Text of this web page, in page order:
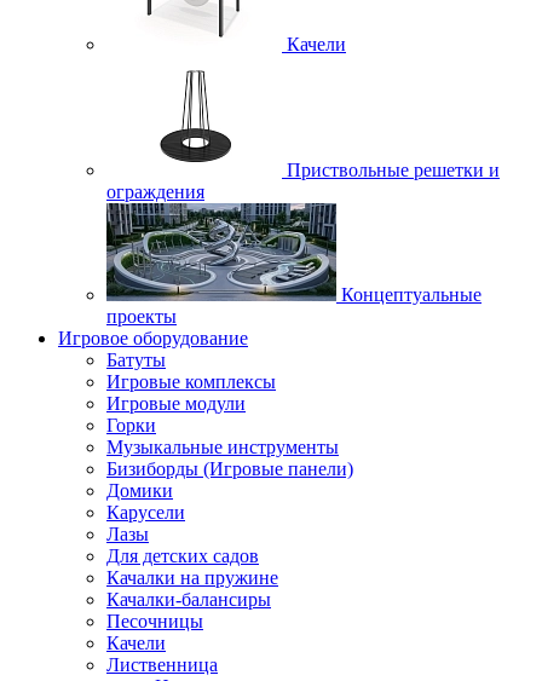
Качели
Приствольные решетки и
ограждения
Концептуальные
проекты
Игровое оборудование
Батуты
Игровые комплексы
Игровые модули
Горки
Музыкальные инструменты
Бизиборды (Игровые панели)
Домики
Карусели
Лазы
Для детских садов
Качалки на пружине
Качалки-балансиры
Песочницы
Качели
Лиственница